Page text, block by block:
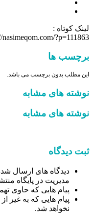
لینک کوتاه :
nasimeqom.com/?p=111863
برچسب ها
این مطلب بدون برچسب می باشد.
نوشته های مشابه
نوشته های مشابه
ثبت دیدگاه
دیدگاه های ارسال
مدیریت در پایگاه
پیام هایی که حاوی
پیام هایی که به غیر
نخواهد شد.